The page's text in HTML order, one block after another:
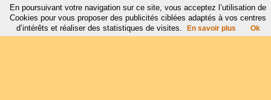
En poursuivant votre navigation sur ce site, vous acceptez l’utilisation de
Cookies pour vous proposer des publicités ciblées adaptés à vos centres
d’intérêts et réaliser des statistiques de visites.
En savoir plus Ok